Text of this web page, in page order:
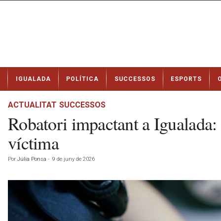
t
IGUALADA POLÍTICA SUCCESSOS ESPORTS
ACTUALITAT SUCCESSOS
Robatori impactant a Igualada:
víctima
Por Júlia Ponsa - 9 de juny de 2026